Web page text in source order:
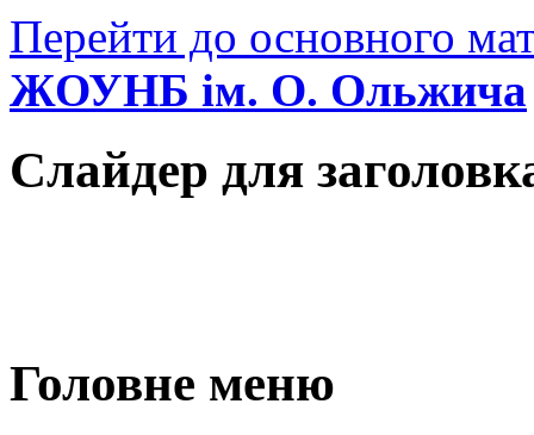
Перейти до основного
ЖОУНБ ім. О. Ольжича
Слайдер для
Головне меню